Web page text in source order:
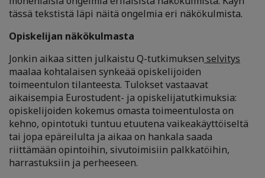
tässä tekstistä läpi näitä ongelmia eri näkökulmista.
Opiskelijan näkökulmasta
Jonkin aikaa sitten julkaistu Q-tutkimuksen selvitys
maalaa kohtalaisen synkeää opiskelijoiden
toimeentulon tilanteesta. Tulokset vastaavat
aikaisempia Eurostudent- ja opiskelijatutkimuksia:
opiskelijoiden kokemus omasta toimeentulosta on
kehno, opintotuki tuntuu etuutena vaikeakäyttöiseltä
tai jopa epäreilulta ja aikaa on hankala saada
riittämään opintoihin, sivutoimisiin palkkatöihin,
harrastuksiin ja perheeseen.